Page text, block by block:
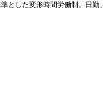
とした変形時間労働制。日勤